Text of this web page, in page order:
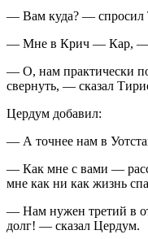
— Вам куда? — спросил
— Мне в Крич — Кар, —
— О, нам практически
свернуть, — сказал
Цердум добавил:
— А точнее нам в
— Как мне с вами —
мне как ни как жизнь
— Нам нужен третий в
долг! — сказал Цердум.